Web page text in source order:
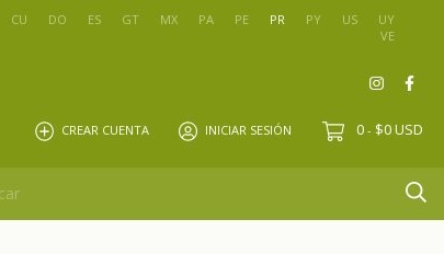
CU DO ES GT MX PA PE PR PY US
UY
VE
CREAR CUENTA INICIAR SESIÓN 0 - $0 USD